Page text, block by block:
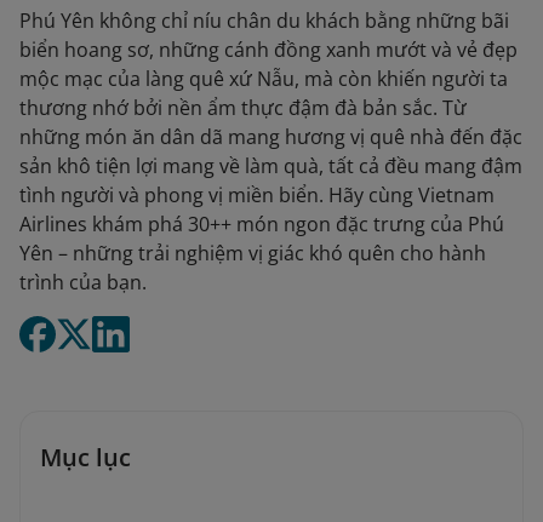
Phú Yên không chỉ níu chân du khách bằng những bãi
biển hoang sơ, những cánh đồng xanh mướt và vẻ đẹp
mộc mạc của làng quê xứ Nẫu, mà còn khiến người ta
thương nhớ bởi nền ẩm thực đậm đà bản sắc. Từ
những món ăn dân dã mang hương vị quê nhà đến đặc
sản khô tiện lợi mang về làm quà, tất cả đều mang đậm
tình người và phong vị miền biển. Hãy cùng Vietnam
Airlines khám phá 30++ món ngon đặc trưng của Phú
Yên – những trải nghiệm vị giác khó quên cho hành
trình của bạn.
Mục lục